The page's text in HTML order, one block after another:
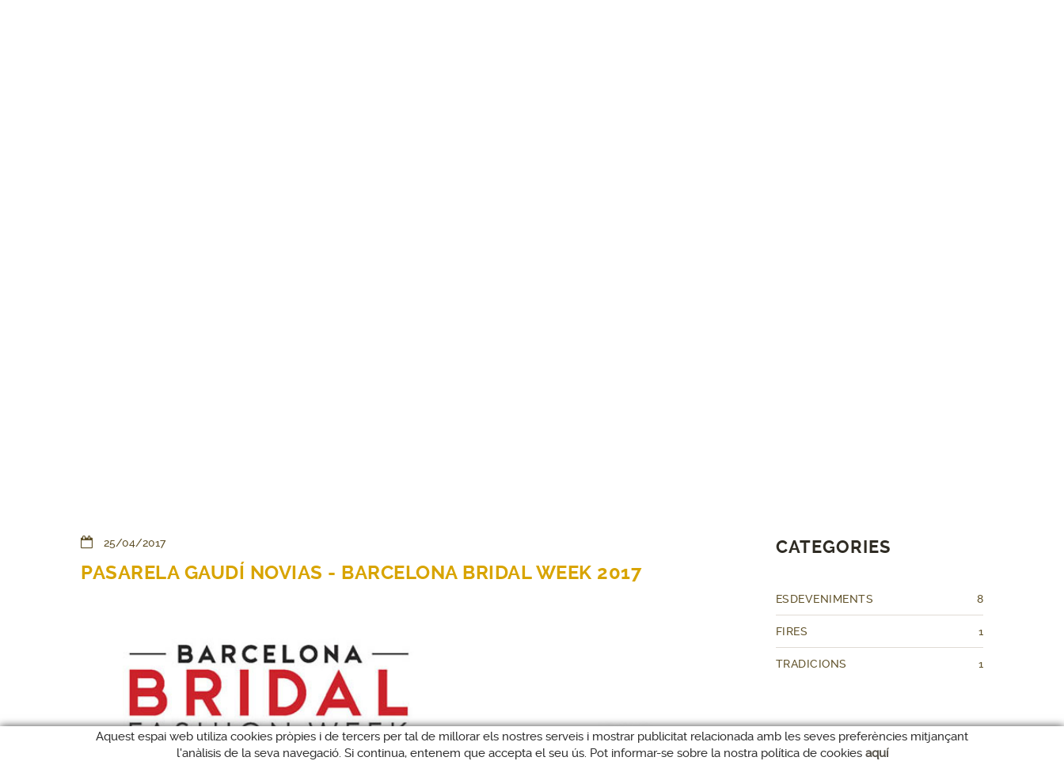
25/04/2017
PASARELA GAUDÍ NOVIAS - BARCELONA BRIDAL WEEK 2017
CATEGORIES
ESDEVENIMENTS 8
FIRES 1
TRADICIONS 1
Aquest espai web utiliza cookies pròpies i de tercers per tal de millorar els nostres serveis i mostrar publicitat relacionada amb les seves preferències mitjançant
l'anàlisis de la seva navegació. Si continua, entenem que accepta el seu ús. Pot informar-se sobre la nostra política de cookies aquí